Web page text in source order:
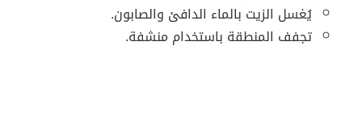
يُغسل الزيت بالماء الدافئ والصابون.
تجفف المنطقة باستخدام منشفة.